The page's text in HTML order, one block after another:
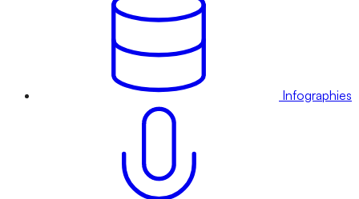
Infographies